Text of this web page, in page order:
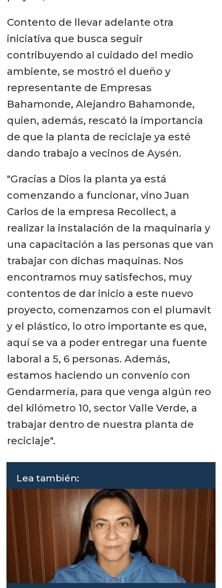
Contento de llevar adelante otra
iniciativa que busca seguir
contribuyendo al cuidado del medio
ambiente, se mostró el dueño y
representante de Empresas
Bahamonde, Alejandro Bahamonde,
quien, además, rescató la importancia
de que la planta de reciclaje ya esté
dando trabajo a vecinos de Aysén.
"Gracias a Dios la planta ya está
comenzando a funcionar, vino Juan
Carlos de la empresa Recollect, a
realizar la instalación de la maquinaria y
una capacitación a las personas que van
trabajar con dichas maquinas. Nos
encontramos muy satisfechos, muy
contentos de dar inicio a este nuevo
proyecto, comenzamos con el plumavit
y el plástico, lo otro importante es que,
aquí se va a poder entregar una fuente
laboral a 5, 6 personas. Además,
estamos haciendo un convenio con
Gendarmería, para que venga algún reo
del kilómetro 10, sector Valle Verde, a
trabajar dentro de nuestra planta de
reciclaje".
Lea también: